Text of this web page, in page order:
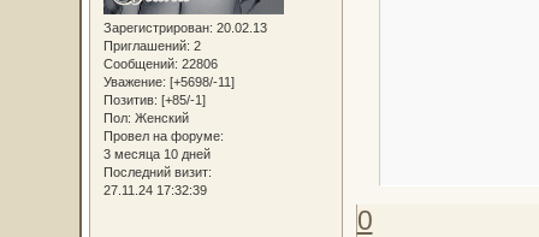
Зарегистрирован: 20.02.13
Приглашений: 2
Сообщений: 22806
Уважение: [+5698/-11]
Позитив: [+85/-1]
Пол: Женский
Провел на форуме:
3 месяца 10 дней
Последний визит:
27.11.24 17:32:39
0